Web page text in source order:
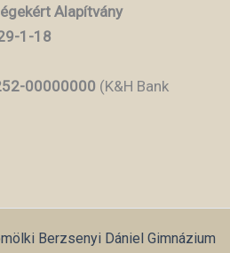
Alapítvány
1-18
00000000 (K&H Bank
Berzsenyi Dániel Gimnázium